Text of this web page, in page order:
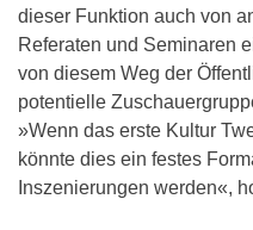
dieser Funktion auch von
Referaten und Seminaren
von diesem Weg der
potentielle
»Wenn das erste Kultur
könnte dies ein festes
Inszenierungen werden«,